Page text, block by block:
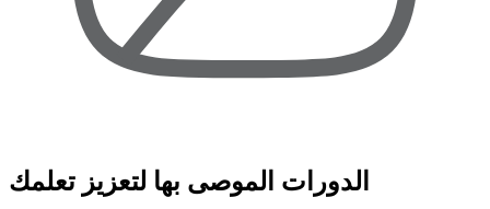
الدورات الموصى بها لتعزيز تعلمك